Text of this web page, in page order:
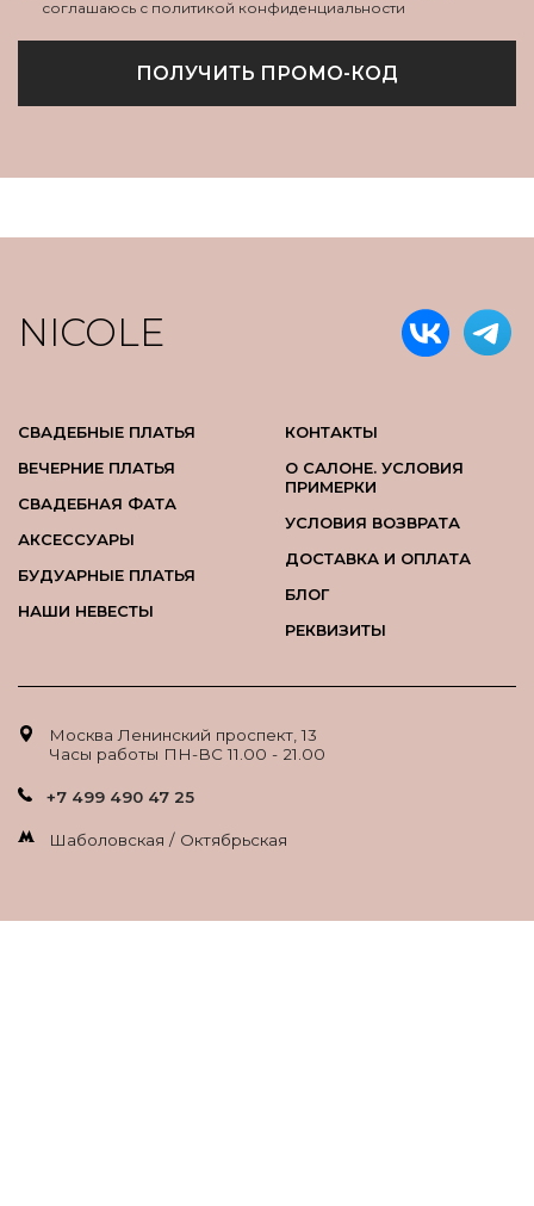
соглашаюсь с политикой конфиденциальности
ПОЛУЧИТЬ ПРОМО-КОД
NICOLE
СВАДЕБНЫЕ ПЛАТЬЯ
ВЕЧЕРНИЕ ПЛАТЬЯ
СВАДЕБНАЯ ФАТА
АКСЕССУАРЫ
БУДУАРНЫЕ ПЛАТЬЯ
НАШИ НЕВЕСТЫ
КОНТАКТЫ
О САЛОНЕ. УСЛОВИЯ
ПРИМЕРКИ
УСЛОВИЯ ВОЗВРАТА
ДОСТАВКА И ОПЛАТА
БЛОГ
РЕКВИЗИТЫ
Москва Ленинский проспект, 13
Часы работы ПН-ВС 11.00 - 21.00
+7 499 490 47 25
Шаболовская / Октябрьская